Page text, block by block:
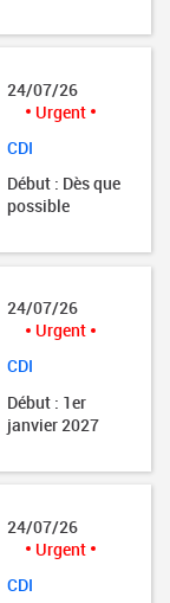
24/07/26
Urgent
CDI
Début : Dès que
possible
24/07/26
Urgent
CDI
Début : 1er
janvier 2027
24/07/26
Urgent
CDI